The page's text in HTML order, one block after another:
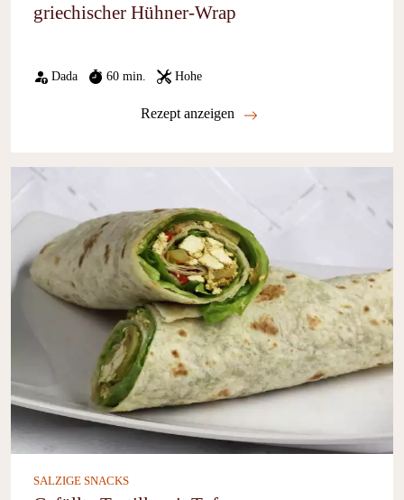
griechischer Hühner-Wrap
Dada 60 min. Hohe
Rezept anzeigen
SALZIGE SNACKS